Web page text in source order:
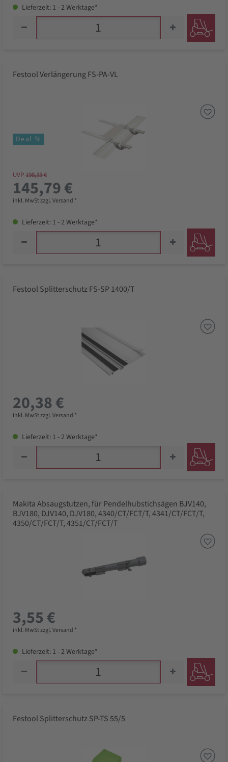
Lieferzeit: 1 - 2 Werktage*
Festool Verlängerung FS-PA-VL
Deal %
UVP198,33 €
145,79 €
inkl. MwSt zzgl. Versand *
Lieferzeit: 1 - 2 Werktage*
Festool Splitterschutz FS-SP 1400/T
20,38 €
inkl. MwSt zzgl. Versand *
Lieferzeit: 1 - 2 Werktage*
Makita Absaugstutzen, für Pendelhubstichsägen BJV140,
BJV180, DJV140, DJV180, 4340/CT/FCT/T, 4341/CT/FCT/T,
4350/CT/FCT/T, 4351/CT/FCT/T
3,55 €
inkl. MwSt zzgl. Versand *
Lieferzeit: 1 - 2 Werktage*
Festool Splitterschutz SP-TS 55/5